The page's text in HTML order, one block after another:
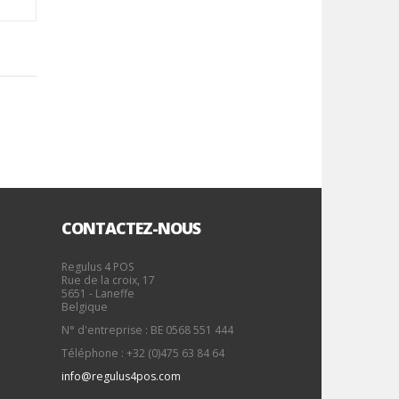
CONTACTEZ-NOUS
Regulus 4 POS
Rue de la croix, 17
5651 - Laneffe
Belgique
N° d'entreprise : BE 0568 551 444
Téléphone : +32 (0)475 63 84 64
info@regulus4pos.com